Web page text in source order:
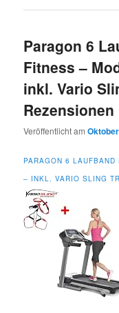
Paragon 6
Fitness –
inkl. Vario
Rezensionen
Veröffentlicht am
PARAGON 6
– INKL. VARIO SLING